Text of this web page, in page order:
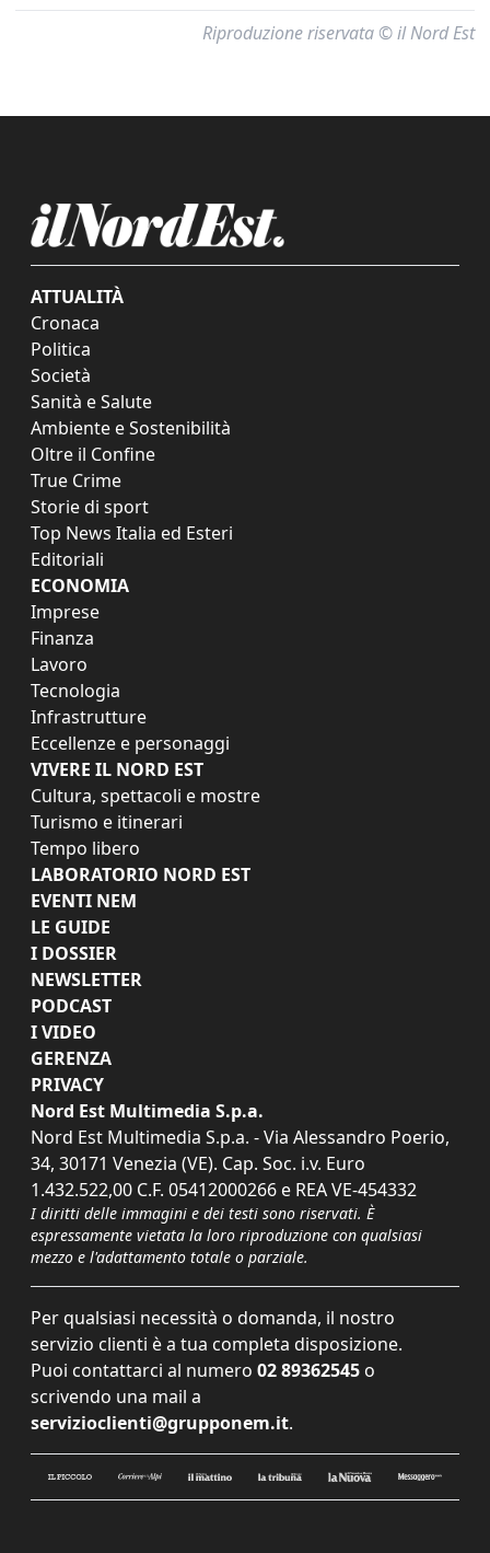
Riproduzione riservata © il Nord Est
ATTUALITÀ
Cronaca
Politica
Società
Sanità e Salute
Ambiente e Sostenibilità
Oltre il Confine
True Crime
Storie di sport
Top News Italia ed Esteri
Editoriali
ECONOMIA
Imprese
Finanza
Lavoro
Tecnologia
Infrastrutture
Eccellenze e personaggi
VIVERE IL NORD EST
Cultura, spettacoli e mostre
Turismo e itinerari
Tempo libero
LABORATORIO NORD EST
EVENTI NEM
LE GUIDE
I DOSSIER
NEWSLETTER
PODCAST
I VIDEO
GERENZA
PRIVACY
Nord Est Multimedia S.p.a.
Nord Est Multimedia S.p.a. - Via Alessandro Poerio,
34, 30171 Venezia (VE). Cap. Soc. i.v. Euro
1.432.522,00 C.F. 05412000266 e REA VE-454332
I diritti delle immagini e dei testi sono riservati. È
espressamente vietata la loro riproduzione con qualsiasi
mezzo e l'adattamento totale o parziale.
Per qualsiasi necessità o domanda, il nostro
servizio clienti è a tua completa disposizione.
Puoi contattarci al numero 02 89362545 o
scrivendo una mail a
servizioclienti@grupponem.it.